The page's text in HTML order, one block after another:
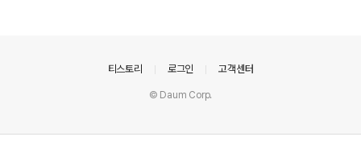
티스토리 로그인 고객센터
© Daum Corp.